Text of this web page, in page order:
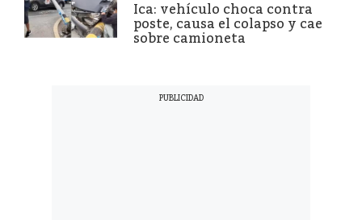
Ica: vehículo choca contra
poste, causa el colapso y cae
sobre camioneta